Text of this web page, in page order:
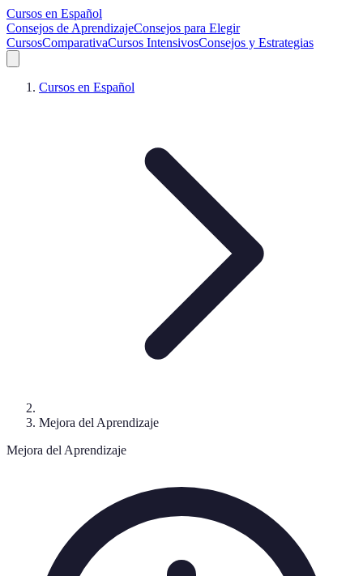
Cursos en Español
Consejos de AprendizajeConsejos para Elegir
CursosComparativaCursos IntensivosConsejos y Estrategias
Cursos en Español
Mejora del Aprendizaje
Mejora del Aprendizaje